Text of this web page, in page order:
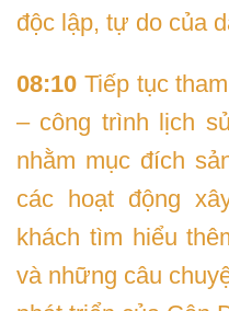
độc lập, tự do của
08:10 Tiếp tục
– công trình lịch
nhằm mục đích
các hoạt động
khách tìm hiểu
và những câu